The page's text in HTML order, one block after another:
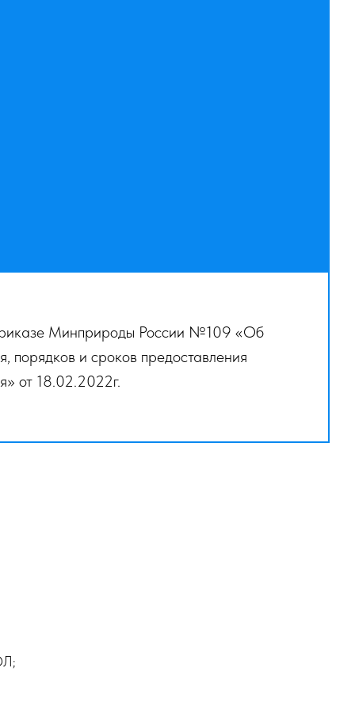
приказе Минприроды России №109 «Об
порядков и сроков предоставления
от 18.02.2022г.